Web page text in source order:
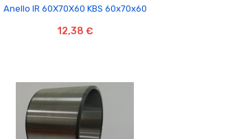

Anello IR 60X70X60 KBS 60x70x60
12,38 €